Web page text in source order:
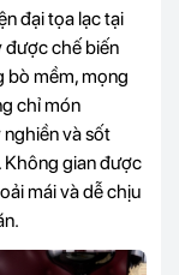
đại tọa lạc tại
được chế biến
bò mềm, mọng
chỉ món
và sốt
gian được
mái và dễ chịu